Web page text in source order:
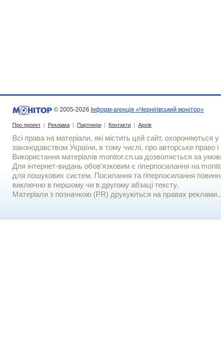
© 2005-2026 Інформ-агенція «Чернігівський монітор»
Про проект | Реклама | Партнери | Контакти | Архів
Всі права на матеріали, які містить цей сайт, охороняються у
законодавством України, в тому числі, про авторське право і
Використання матерiалiв monitor.cn.ua дозволяється за
Для iнтернет-видань обов'язковим є гiперпосилання на
для пошукових систем. Посилання та гіперпосилання
виключно в першому чи в другому абзаці тексту.
Матеріали з позначкою (PR) друкуються на правах реклами..